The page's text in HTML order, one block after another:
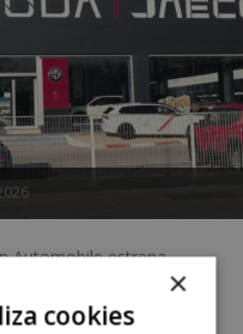
Automobile estrena
& Jaecoo y una
×
cookies